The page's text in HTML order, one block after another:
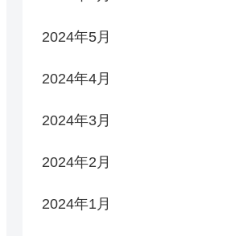
2024年5月
2024年4月
2024年3月
2024年2月
2024年1月